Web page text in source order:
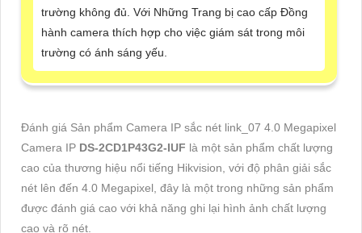
trường không đủ. Với Những Trang bị cao cấp Đồng
hành camera thích hợp cho việc giám sát trong môi
trường có ánh sáng yếu.
Đánh giá Sản phẩm Camera IP sắc nét link_07 4.0 Megapixel
Camera IP DS-2CD1P43G2-IUF là một sản phẩm chất lượng
cao của thương hiệu nổi tiếng Hikvision, với độ phân giải sắc
nét lên đến 4.0 Megapixel, đây là một trong những sản phẩm
được đánh giá cao với khả năng ghi lại hình ảnh chất lượng
cao và rõ nét.